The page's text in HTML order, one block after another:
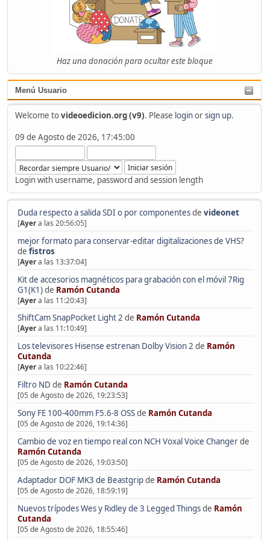
Haz una donación para ocultar este bloque
Menú Usuario
Welcome tovideoedicion.org (v9). Please loginorsign up.
09 de Agosto de 2026, 17:45:00
Login with username, password and session length
Duda respecto a salida SDI o por componentesde videonet
[Ayera las 20:56:05]
mejor formato para conservar-editar digitalizaciones de VHS?
de fistros
[Ayera las 13:37:04]
Kit de accesorios magnéticos para grabación con el móvil 7Rig
G1(K1)de Ramón Cutanda
[Ayera las 11:20:43]
ShiftCam SnapPocket Light 2 de Ramón Cutanda
[Ayera las 11:10:49]
Los televisores Hisense estrenan Dolby Vision 2 de Ramón
Cutanda
[Ayera las 10:22:46]
Filtro ND de Ramón Cutanda
[05 de Agosto de 2026, 19:23:53]
Sony FE 100-400mm F5.6-8 OSSde Ramón Cutanda
[05 de Agosto de 2026, 19:14:36]
Cambio de voz en tiempo real con NCH Voxal Voice Changerde
Ramón Cutanda
[05 de Agosto de 2026, 19:03:50]
Adaptador DOF MK3 de Beastgripde Ramón Cutanda
[05 de Agosto de 2026, 18:59:19]
Nuevos trípodes Wes y Ridley de 3 Legged Thingsde Ramón
Cutanda
[05 de Agosto de 2026, 18:55:46]